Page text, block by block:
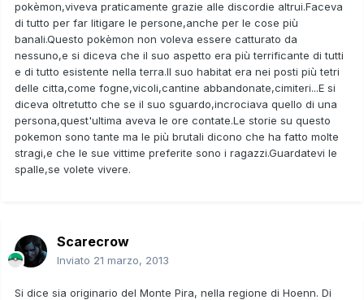
pokèmon,viveva praticamente grazie alle discordie altrui.Faceva
di tutto per far litigare le persone,anche per le cose più
banali.Questo pokèmon non voleva essere catturato da
nessuno,e si diceva che il suo aspetto era più terrificante di tutti
e di tutto esistente nella terra.Il suo habitat era nei posti più tetri
delle citta,come fogne,vicoli,cantine abbandonate,cimiteri...E si
diceva oltretutto che se il suo sguardo,incrociava quello di una
persona,quest'ultima aveva le ore contate.Le storie su questo
pokemon sono tante ma le più brutali dicono che ha fatto molte
stragi,e che le sue vittime preferite sono i ragazzi.Guardatevi le
spalle,se volete vivere.
Scarecrow
Inviato 21 marzo, 2013
Si dice sia originario del Monte Pira, nella regione di Hoenn. Di